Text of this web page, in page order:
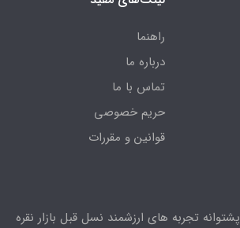
راهنما
درباره ما
تماس با ما
حریم خصوصی
قوانین و مقررات
تجربه های ارزشمند نسل قبل بازار نقره